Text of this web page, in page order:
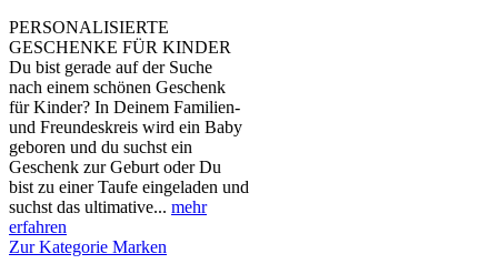
PERSONALISIERTE
GESCHENKE FÜR KINDER
Du bist gerade auf der Suche
nach einem schönen Geschenk
für Kinder? In Deinem Familien-
und Freundeskreis wird ein Baby
geboren und du suchst ein
Geschenk zur Geburt oder Du
bist zu einer Taufe eingeladen und
suchst das ultimative... mehr
erfahren
Zur Kategorie Marken